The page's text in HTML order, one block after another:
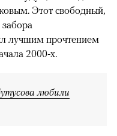
Этот свободный,
лучшим прочтением
2000-х.
любили